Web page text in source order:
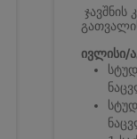
ჯავშნის
ივლისი/